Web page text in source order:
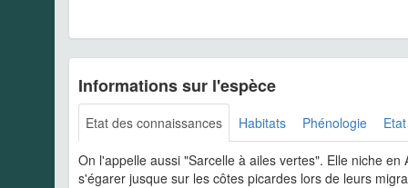
Informations sur l'espèce
Etat des connaissances Habitats Phénologie
On l'appelle aussi "Sarcelle à ailes vertes". Elle niche
s'égarer jusque sur les côtes picardes lors de leurs